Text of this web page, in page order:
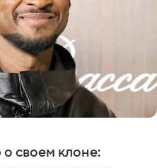
своем клоне: